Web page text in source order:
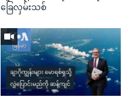
ခြေလှမ်းသစ်